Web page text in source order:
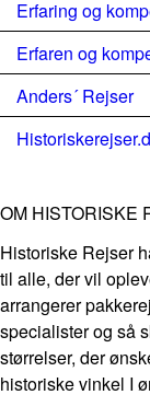
Erfaring og
Erfaren og
Anders´ Rejser
OM HISTORISKE
Historiske Rejser
til alle, der vil
arrangerer
specialister og så
størrelser, der
historiske vinkel I